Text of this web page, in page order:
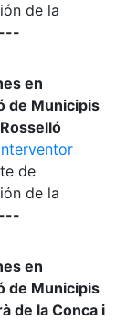
de la
---
en
de Municipis
de
de la
---
en
de Municipis
de la Conca i